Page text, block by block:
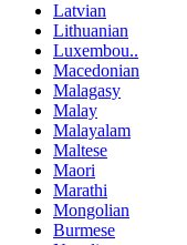
Latvian
Lithuanian
Luxembou..
Macedonian
Malagasy
Malay
Malayalam
Maltese
Maori
Marathi
Mongolian
Burmese